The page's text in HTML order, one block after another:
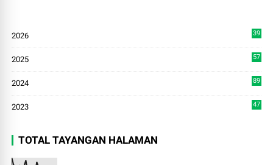
2026
39
2025
57
2024
89
2023 47
TOTAL TAYANGAN HALAMAN